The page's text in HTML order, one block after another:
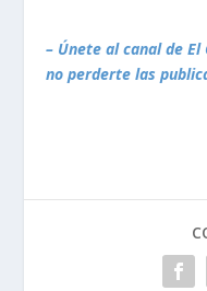
– Únete al canal de
no perderte las